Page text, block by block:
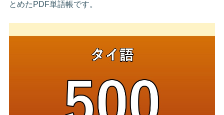
とめたPDF単語帳です。